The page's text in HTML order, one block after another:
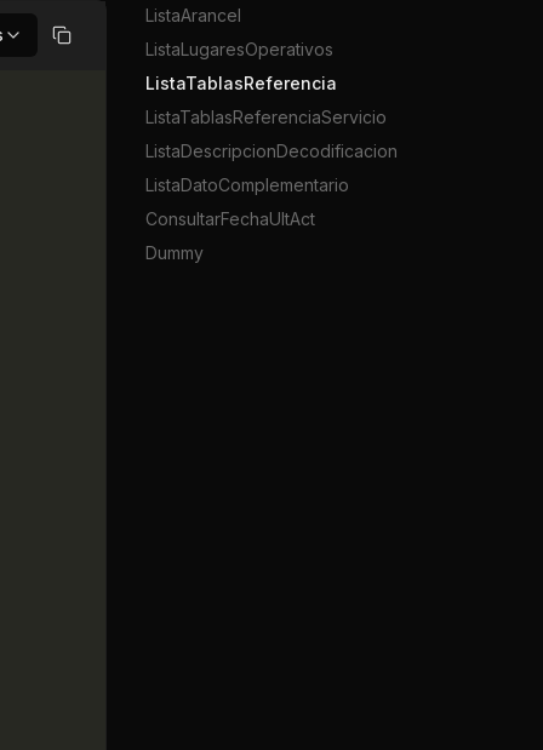
Copiar
ListaArancel
ListaLugaresOperativos
ListaTablasReferencia
ListaTablasReferenciaServicio
ListaDescripcionDecodificacion
ListaDatoComplementario
ConsultarFechaUltAct
Dummy